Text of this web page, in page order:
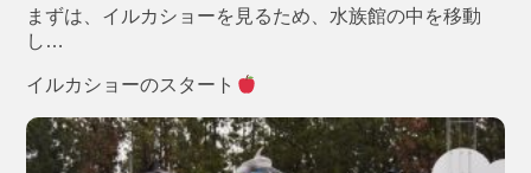
まずは、イルカショーを見るため、水族館の中を移動
し…
イルカショーのスタート